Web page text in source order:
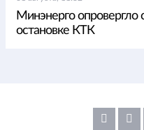
Минэнерго
остановке КТК